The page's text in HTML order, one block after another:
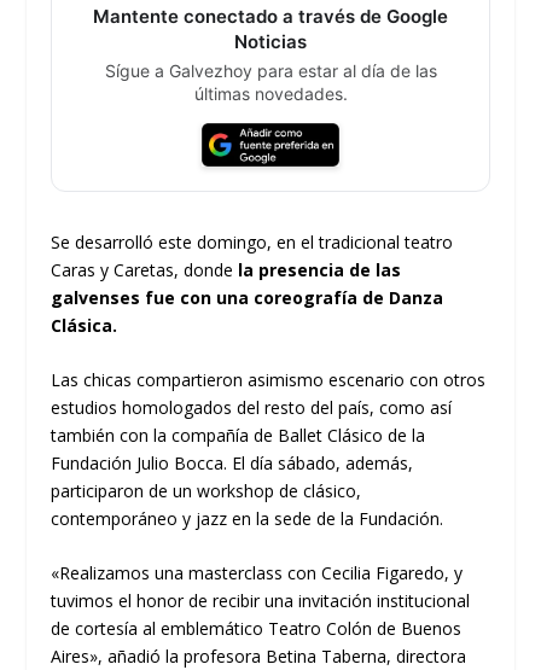
Mantente conectado a través de Google
Noticias
Sígue a Galvezhoy para estar al día de las
últimas novedades.
Se desarrolló este domingo, en el tradicional teatro
Caras y Caretas, donde la presencia de las
galvenses fue con una coreografía de Danza
Clásica.
Las chicas compartieron asimismo escenario con otros
estudios homologados del resto del país, como así
también con la compañía de Ballet Clásico de la
Fundación Julio Bocca. El día sábado, además,
participaron de un workshop de clásico,
contemporáneo y jazz en la sede de la Fundación.
«Realizamos una masterclass con Cecilia Figaredo, y
tuvimos el honor de recibir una invitación institucional
de cortesía al emblemático Teatro Colón de Buenos
Aires», añadió la profesora Betina Taberna, directora